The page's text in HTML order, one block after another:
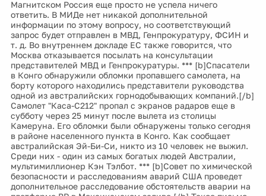
Магнитском Россия еще просто не успела ничего
ответить. В МИДе нет никакой дополнительной
информации по этому вопросу, но соответствующий
запрос будет отправлен в МВД, Генпрокуратуру, ФСИН и
т. д. Во внутреннем докладе ЕС также говорится, что
Москва отказывается посылать на консультации
представителей МВД и Генпрокуратуры. *** [b]Спасатели
в Конго обнаружили обломки пропавшего самолета, на
борту которого находились представители руководства
одной из австралийских горнодобывающих компаний.[/b]
Самолет "Каса-С212" пропал с экранов радаров еще в
субботу через 25 минут после вылета из столицы
Камеруна. Его обломки были обнаружены только сегодня
в районе населенного пункта в Конго. Как сообщает
австралийская Эй-Би-Си, никто из 10 человек не выжил.
Среди них - один из самых богатых людей Австралии,
мультимиллионер Кэн Тэлбот. *** [b]Совет по химической
безопасности и расследованиям аварий США проведет
дополнительное расследование обстоятельств аварии на